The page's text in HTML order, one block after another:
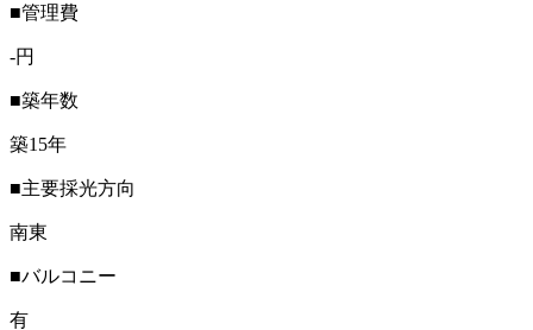
■管理費
-円
■築年数
築15年
■主要採光方向
南東
■バルコニー
有